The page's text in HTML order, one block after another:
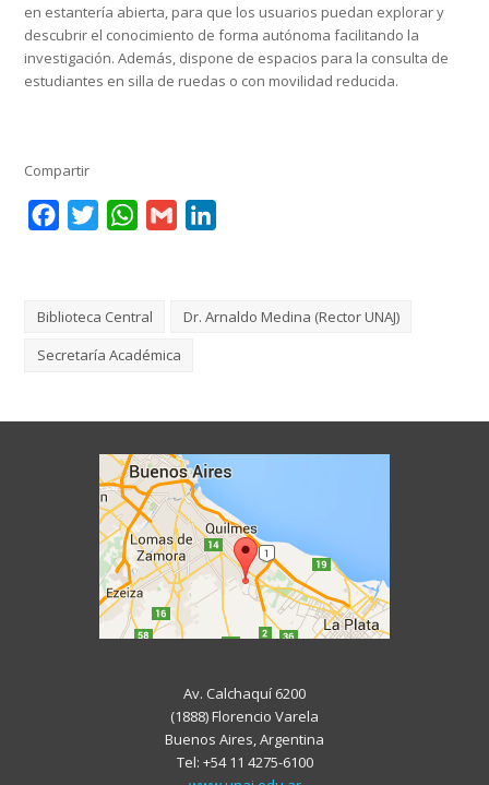
en estantería abierta, para que los usuarios puedan explorar y
descubrir el conocimiento de forma autónoma facilitando la
investigación. Además, dispone de espacios para la consulta de
estudiantes en silla de ruedas o con movilidad reducida.
Compartir
FacebookTwitterWhatsApp
Gmail
Biblioteca Central
Dr. Arnaldo Medina (Rector UNAJ)
Secretaría Académica
Av. Calchaquí 6200
(1888) Florencio Varela
Buenos Aires, Argentina
Tel: +54 11 4275-6100